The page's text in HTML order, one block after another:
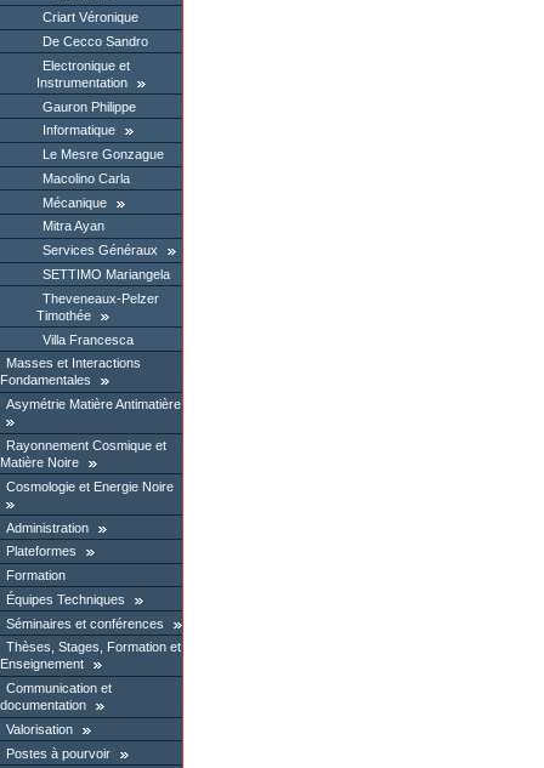
Criart Véronique
De Cecco Sandro
Electronique et
Instrumentation
Gauron Philippe
Informatique
Le Mesre Gonzague
Macolino Carla
Mécanique
Mitra Ayan
Services Généraux
SETTIMO Mariangela
Theveneaux-Pelzer
Timothée
Villa Francesca
Masses et Interactions
Fondamentales
Asymétrie Matière Antimatière
Rayonnement Cosmique et
Matière Noire
Cosmologie et Energie Noire
Administration
Plateformes
Formation
Équipes Techniques
Séminaires et conférences
Thèses, Stages, Formation et
Enseignement
Communication et
documentation
Valorisation
Postes à pourvoir